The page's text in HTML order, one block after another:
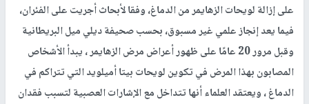
على إزالة لويحات الزهايمر من الدماغ، وفقا لأبحاث أجريت على الفئران،
فيما يعد إنجاز علمي غير مسبوق، بحسب صحيفة ديلي ميل البريطانية
وقبل مرور 20 عامًا على ظهور أعراض مرض الزهايمر ، يبدأ الأشخاص
المصابون بهذا المرض في تكوين لويحات بيتا أميلويد التي تتراكم في
الدماغ ، ويعتقد العلماء أنها تتداخل مع الإشارات العصبية لتسبب فقدان